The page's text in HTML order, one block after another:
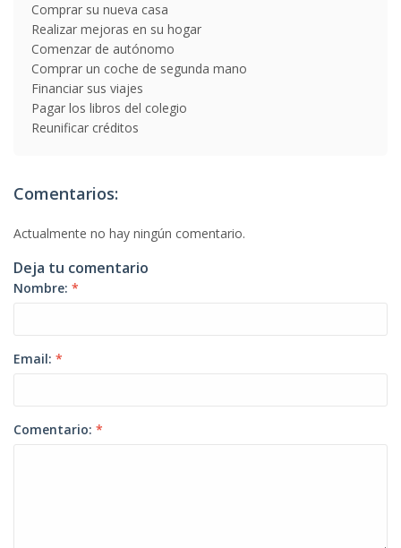
Comprar su nueva casa
Realizar mejoras en su hogar
Comenzar de autónomo
Comprar un coche de segunda mano
Financiar sus viajes
Pagar los libros del colegio
Reunificar créditos
Comentarios:
Actualmente no hay ningún comentario.
Deja tu comentario
Nombre: *
Email: *
Comentario: *